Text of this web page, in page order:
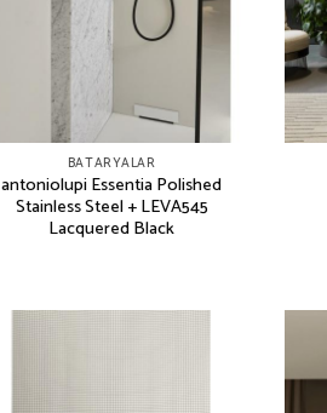
BATARYALAR
antoniolupi Essentia Polished
Stainless Steel + LEVA545
Lacquered Black